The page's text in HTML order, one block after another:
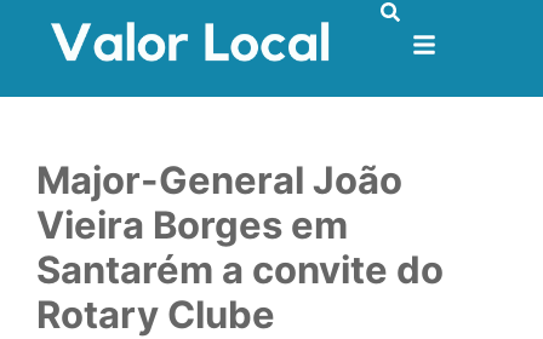
Major-General João
Vieira Borges em
Santarém a convite do
Rotary Clube